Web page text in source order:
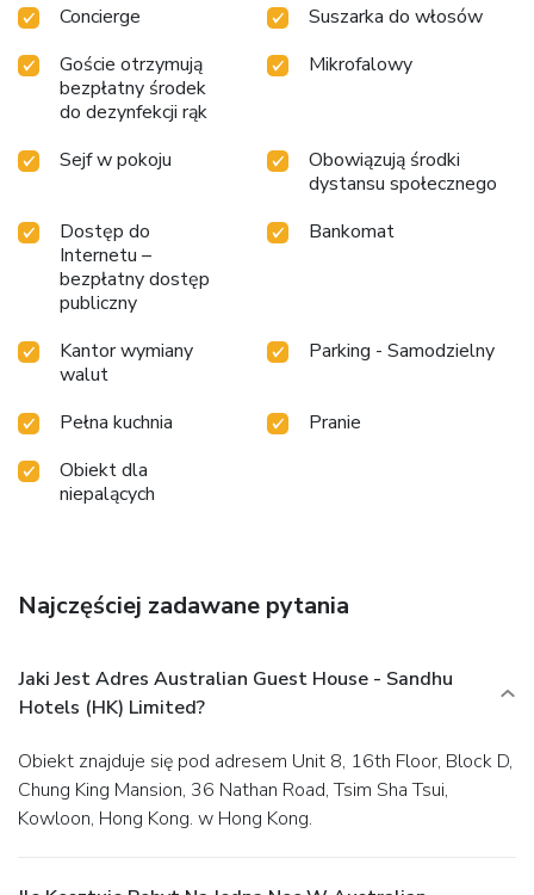
Concierge
Suszarka do włosów
Goście otrzymują
bezpłatny środek
do dezynfekcji rąk
Mikrofalowy
Sejf w pokoju
Obowiązują środki
dystansu społecznego
Dostęp do
Internetu –
bezpłatny dostęp
publiczny
Bankomat
Kantor wymiany
walut
Parking - Samodzielny
Pełna kuchnia
Pranie
Obiekt dla
niepalących
Najczęściej zadawane pytania
Jaki Jest Adres Australian Guest House - Sandhu
Hotels (HK) Limited?
Obiekt znajduje się pod adresem Unit 8, 16th Floor, Block D,
Chung King Mansion, 36 Nathan Road, Tsim Sha Tsui,
Kowloon, Hong Kong. w Hong Kong.